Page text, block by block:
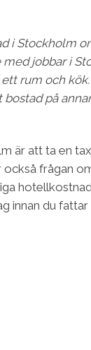
i Stockholm
jobbar i
rum och
på
att ta en
frågan
innan du